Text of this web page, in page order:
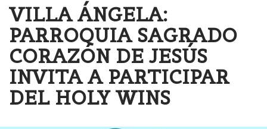
VILLA ÁNGELA:
PARROQUIA SAGRADO
CORAZÓN DE JESÚS
INVITA A PARTICIPAR
DEL HOLY WINS